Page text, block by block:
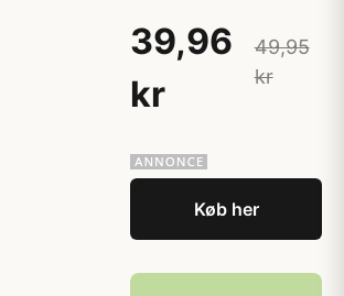
39,96
kr
49,95
kr
Køb her